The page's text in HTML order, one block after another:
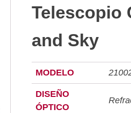
Telescopio
and Sky
MODELO
DISEÑO
ÓPTICO